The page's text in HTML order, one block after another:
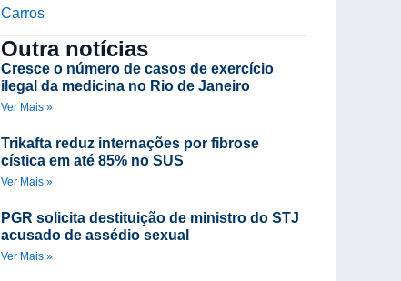
Carros
Outra notícias
Cresce o número de casos de exercício
ilegal da medicina no Rio de Janeiro
Ver Mais »
Trikafta reduz internações por fibrose
cística em até 85% no SUS
Ver Mais »
PGR solicita destituição de ministro do STJ
acusado de assédio sexual
Ver Mais »